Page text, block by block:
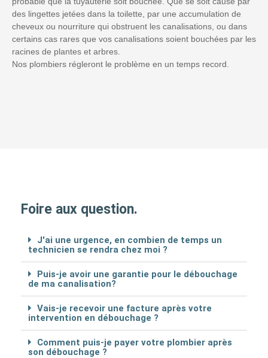
des lingettes jetées dans la toilette, par une accumulation de
cheveux ou nourriture qui obstruent les canalisations, ou dans
certains cas rares que vos canalisations soient bouchées par les
racines de plantes et arbres.
Nos plombiers régleront le problème en un temps record.
Foire aux question.
J'ai une urgence, en combien de temps un
technicien se rendra chez moi ?
Puis-je avoir une garantie pour le débouchage
de ma canalisation?
Vais-je recevoir une facture après votre
intervention en débouchage ?
Comment puis-je payer votre plombier après
son débouchage ?